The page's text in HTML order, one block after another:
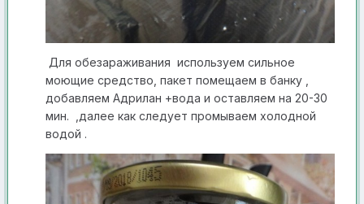
Для обезараживания используем сильное
моющие средство, пакет помещаем в банку ,
добавляем Адрилан +вода и оставляем на 20-30
мин. ,далее как следует пром ываем холодной
водой .